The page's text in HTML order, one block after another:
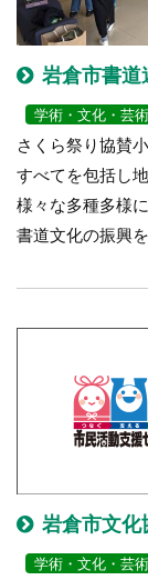
岩倉市書道
学術・文化・芸
さくら祭り協賛
すべてを包括し
様々な多種多様
書道文化の振興
岩倉市文化
学術・文化・芸